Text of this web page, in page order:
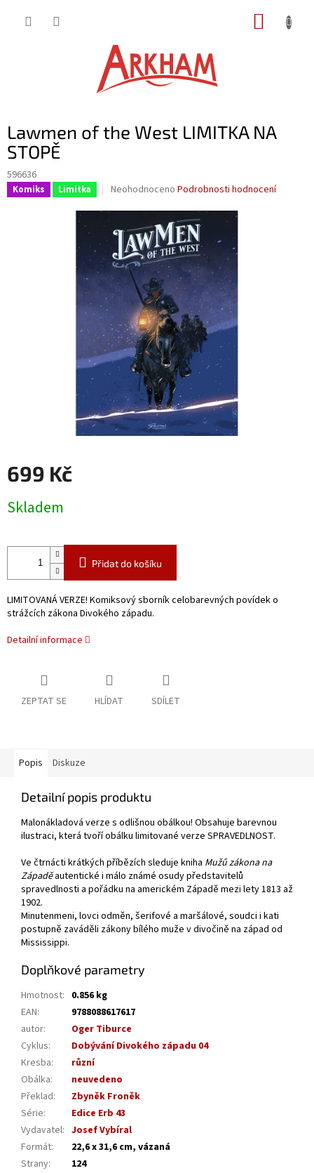
Lawmen of the West LIMITKA NA
STOPĚ
596636
Komiks Limitka
Průměrné
produktu
je
0,0
z
5
hvězdiček.
Neohodnoceno Podrobnosti hodnocení
699 Kč
cena:
Skladem
Přidat do košíku
LIMITOVANÁ VERZE! Komiksový sborník celobarevných povídek o
strážcích zákona Divokého západu.
Detailní informace
ZEPTAT SE HLÍDAT SDÍLET
Popis Diskuze
Detailní popis produktu
Malonákladová verze s odlišnou obálkou! Obsahuje barevnou
ilustraci, která tvoří obálku limitované verze SPRAVEDLNOST.
Ve čtrnácti krátkých příbězích sleduje kniha Mužů zákona na
Západěautentické i málo známé osudy představitelů
spravedlnosti a pořádku na americkém Západě mezi lety 1813 až
1902.
Minutenmeni, lovci odměn, šerifové a maršálové, soudci i kati
postupně zaváděli zákony bílého muže v divočině na západ od
Mississippi.
Doplňkové parametry
Hmotnost: 0.856 kg
EAN:
9788088617617
autor:
Oger Tiburce
Cyklus:
Dobývání Divokého západu 04
Kresba:
různí
Obálka:
neuvedeno
Překlad:
Zbyněk Froněk
Série:
Edice Erb 43
Vydavatel: Josef Vybíral
Formát:
22,6 x 31,6 cm, vázaná
Strany:
124